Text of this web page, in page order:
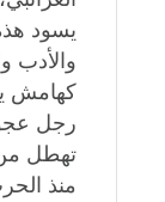
يسود
والأدب
كهامش
رجل
تهطل
منذ